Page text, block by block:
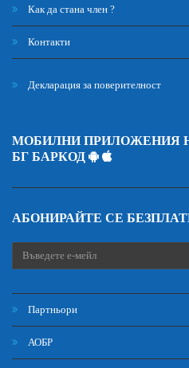
Как да стана член ?
Контакти
Декларация за поверителност
МОБИЛНИ ПРИЛОЖЕНИЯ
БГ БАРКОД
АБОНИРАЙТЕ СЕ
Партньори
АОБР